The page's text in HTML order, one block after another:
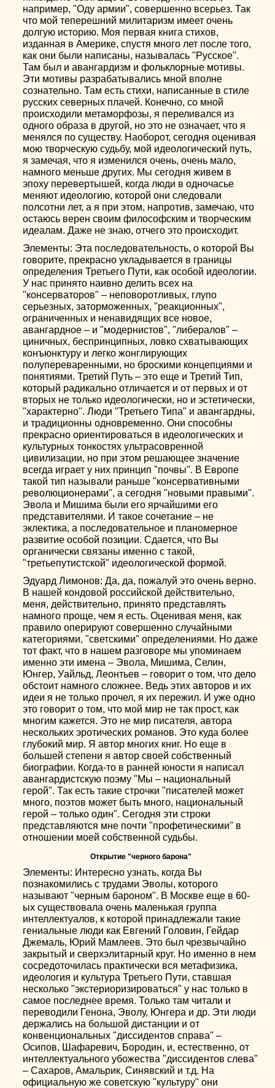
например, "Оду армии", совершенно всерьез. Так
что мой теперешний милитаризм имеет очень
долгую историю. Моя первая книга стихов,
изданная в Америке, спустя много лет после того,
как они были написаны, называлась "Русское".
Там был и авангардизм и фольклорные мотивы.
Эти мотивы разрабатывались мной вполне
сознательно. Там есть стихи, написанные в стиле
русских северных плачей. Конечно, со мной
происходили метаморфозы, я переливался из
одного образа в другой, но это не означает, что я
менялся по существу. Наоборот, сегодня оценивая
мою творческую судьбу, мой идеологический путь,
я замечая, что я изменился очень, очень мало,
намного меньше других. Мы сегодня живем в
эпоху перевертышей, когда люди в одночасье
меняют идеологию, которой они следовали
полсотни лет, а я при этом, напротив, замечаю, что
остаюсь верен своим философским и творческим
идеалам. Даже не знаю, отчего это происходит.
Элементы: Эта последовательность, о которой Вы
говорите, прекрасно укладывается в границы
определения Третьего Пути, как особой идеологии.
У нас принято наивно делить всех на
"консерваторов" – неповоротливых, глупо
серьезных, заторможенных, "реакционных",
ограниченных и ненавидящих все новое,
авангардное – и "модернистов", "либералов" –
циничных, беспринципных, ловко схватывающих
конъюнктуру и легко жонглирующих
полупереваренными, но броскими концепциями и
понятиями. Третий Путь – это еще и Третий Тип,
который радикально отличается и от первых и от
вторых не только идеологически, но и эстетически,
"характерно". Люди "Третьего Типа" и авангардны,
и традиционны одновременно. Они способны
прекрасно ориентироваться в идеологических и
культурных тонкостях ультрасовренной
цивилизации, но при этом решающее значение
всегда играет у них принцип "почвы". В Европе
такой тип называли раньше "консервативными
революционерами", а сегодня "новыми правыми".
Эвола и Мишима были его ярчайшими его
представителями. И такое сочетание – не
эклектика, а последовательное и планомерное
развитие особой позиции. Сдается, что Вы
органически связаны именно с такой,
"третьепутистской" идеологической формой.
Эдуард Лимонов: Да, да, пожалуй это очень верно.
В нашей кондовой российской действительно,
меня, действительно, принято представлять
намного проще, чем я есть. Оценивая меня, как
правило оперируют совершенно случайными
категориями, "светскими" определениями. Но даже
тот факт, что в нашем разговоре мы упоминаем
именно эти имена – Эвола, Мишима, Селин,
Юнгер, Уайльд, Леонтьев – говорит о том, что дело
обстоит намного сложнее. Ведь этих авторов и их
идеи я не только прочел, я их пережил. И уже одно
это говорит о том, что мой мир не так прост, как
многим кажется. Это не мир писателя, автора
нескольких эротических романов. Это куда более
глубокий мир. Я автор многих книг. Но еще в
большей степени я автор своей собственный
биографии. Когда-то в ранней юности я написал
авангардистскую поэму "Мы – национальный
герой". Так есть такие строчки "писателей может
много, поэтов может быть много, национальный
герой – только один". Сегодня эти строки
представляются мне почти "профетическими" в
отношении моей собственной судьбы.
Открытие "черного барона"
Элементы: Интересно узнать, когда Вы
познакомились с трудами Эволы, которого
называют "черным бароном". В Москве еще в 60-
ых существовала очень маленькая группа
интеллектуалов, к которой принадлежали такие
гениальные люди как Евгений Головин, Гейдар
Джемаль, Юрий Мамлеев. Это был чрезвычайно
закрытый и сверхэлитарный круг. Но именно в нем
сосредоточилась практически вся метафизика,
идеология и культура Третьего Пути, ставшая
несколько "экстериоризироваться" у нас только в
самое последнее время. Только там читали и
переводили Генона, Эволу, Юнгера и др. Эти люди
держались на большой дистанции и от
конвенциональных "диссидентов справа" –
Осипов, Шафаревич, Бородин, и, естественно, от
интеллектуального убожества "диссидентов слева"
– Сахаров, Амальрик, Синявский и т.д. На
официальную же советскую "культуру" они